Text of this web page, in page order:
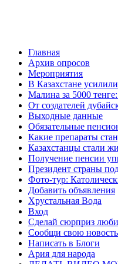
Главная
Архив опросов
Мероприятия
В Казахстане
Малина за 5000
От создателей
Выходные данные
Обязательные
Какие препараты
Казахстанцы стали
Получение пенсии
Президент страны
Фото-тур:
Добавить объявления
Хрустальная Вода
Вход
Сделай сюрприз
Сообщи свою
Написать в Блоги
Ария для народа